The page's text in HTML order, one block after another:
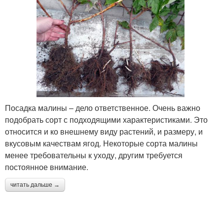
Посадка малины – дело ответственное. Очень важно
подобрать сорт с подходящими характеристиками. Это
относится и ко внешнему виду растений, и размеру, и
вкусовым качествам ягод. Некоторые сорта малины
менее требовательны к уходу, другим требуется
постоянное внимание.
читать дальше →